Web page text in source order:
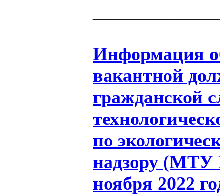
Информация
вакантной
гражданской
по
надзору (МТУ
ноября 2022